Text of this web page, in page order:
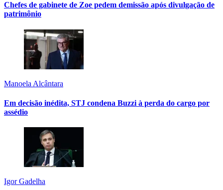
Chefes de gabinete de Zoe pedem demissão após divulgação de
patrimônio
Manoela Alcântara
Em decisão inédita, STJ condena Buzzi à perda do cargo por
assédio
Igor Gadelha